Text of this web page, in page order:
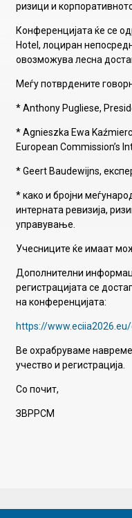
ризици и
Конференцијата ќе се
Hotel, лоциран
овозможува лесна
Меѓу потврдените
* Anthony Pugliese,
* Agnieszka Ewa
European Commission’s
* Geert Baudewijns,
* како и бројни
интерната ревизија,
управување.
Учесниците ќе имаат
Дополнителни
регистрацијата се
на конференцијата:
https://
Ве охрабруваме
учество и регистрација.
Со почит,
ЗВРРСМ